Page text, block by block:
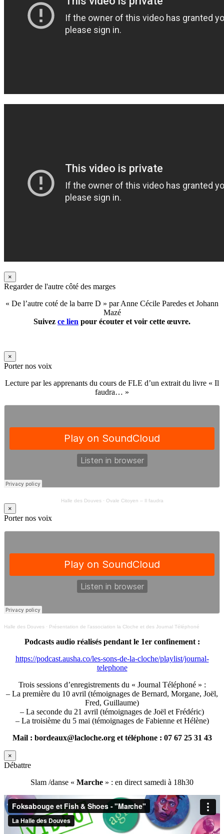
×
Regarder de l'autre côté des marges
« De l’autre coté de la barre D » par Anne Cécile Paredes et Johann
Mazé
Suivez ce lien pour écouter et voir cette œuvre.
×
Porter nos voix
Lecture par les apprenants du cours de FLE d’un extrait du livre « Il
faudra… »
Halle des Douves· Ovale Citoyen – Il faudra
×
Porter nos voix
Halle des Douves · Présentation de l’association la Cloche et des Journal Téléphoné
Podcasts audio réalisés pendant le 1er confinement :
https://podcast.ausha.co/les-sons-de-la-cloche/playlist/journal-
telephone
Trois sessions d’enregistrements du « Journal Téléphoné » :
– La première du 10 avril (témoignages de Bernard, Morgane, Joël,
Fred, Guillaume)
– La seconde du 21 avril (témoignages de Joël et Frédéric)
– La troisième du 5 mai (témoignages de Fabienne et Hélène)
Mail : bordeaux@lacloche.org et téléphone : 07 67 25 31 43
×
Débattre
Slam /danse « Marche » : en direct samedi à 18h30